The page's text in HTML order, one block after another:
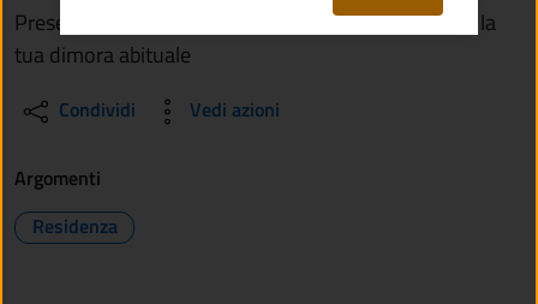
Presenta la dichiarazione di residenza se trasferisci la
tua dimora abituale
Condividi Vedi azioni
Argomenti
Residenza